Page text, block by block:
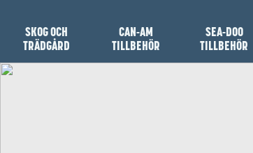
SKOG OCH
TRÄDGÅRD
CAN-AM
TILLBEHÖR
SEA-DOO
TILLBEHÖR